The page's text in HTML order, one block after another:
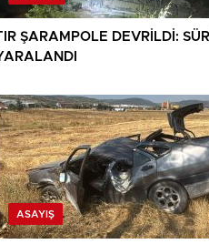
ŞARAMPOLE DEVRİLDİ:
ASAYIŞ